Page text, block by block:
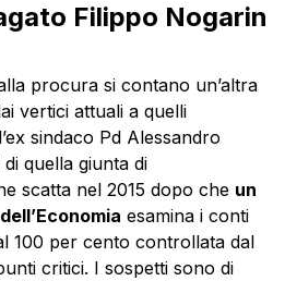
Filippo Nogarin
procura si contano un’altra
vertici attuali a quelli
sindaco Pd Alessandro
quella giunta di
scatta nel 2015 dopo che un
esamina i conti
100 per cento controllata dal
critici. I sospetti sono di